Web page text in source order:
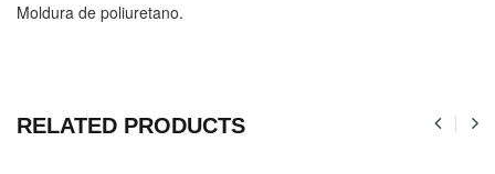
Moldura de poliuretano.
RELATED PRODUCTS